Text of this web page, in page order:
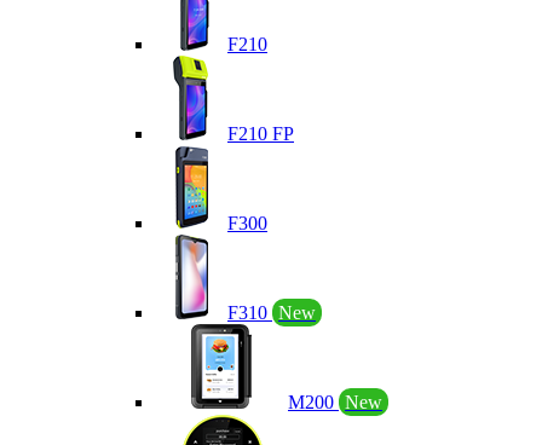
F210
F210 FP
F300
F310 New
M200 New